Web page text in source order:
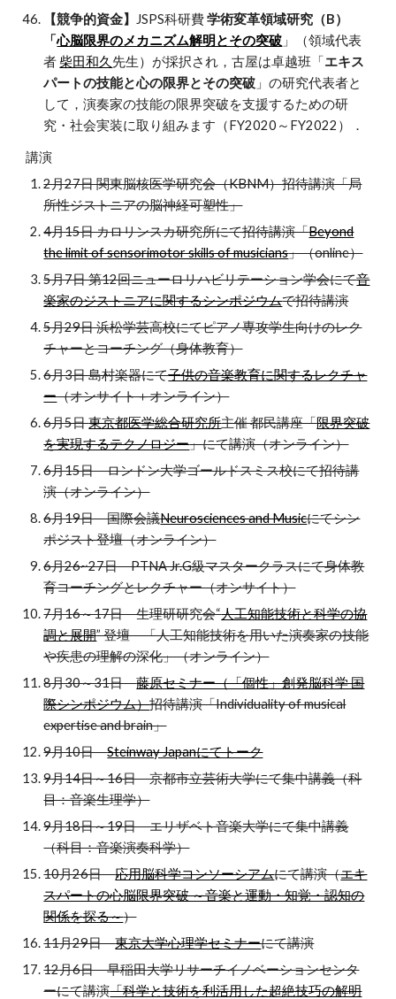
【競争的資金】 JSPS科研費学術変革領域研究（B）
「心脳限界のメカニズム解明とその突破 」（領域代表
者柴田和久 先生）が採択され，古屋は卓越班「エキス
パートの技能と心の限界とその突破 」の研究代表者と
して，演奏家の技能の限界突破を支援するための研
究・社会実装に取り組みます（FY2020～FY2022）．
講演
2月27日 関東脳核医学研究会（KBNM）招待講演「局
所性ジストニアの脳神経可塑性」
4月15日 カロリンスカ研究所にて招待講演「Beyond
the limit of sensorimotor skills of musicians」（online）
5月7日 第12回ニューロリハビリテーション学会にて音
楽家のジストニアに関するシンポジウムで招待講演
5月29日 浜松学芸高校にてピアノ専攻学生向けのレク
チャーとコーチング（身体教育）
6月3日 島村楽器にて子供の音楽教育に関するレクチャ
ー（オンサイト＋オンライン）
6月5日東京都医学総合研究所主催 都民講座「限界突破
を実現するテクノロジー」にて講演（オンライン）
6月15日 ロンドン大学ゴールドスミス校にて招待講
演（オンライン）
6月19日 国際会議Neurosciences and Musicにてシン
ポジスト登壇（オンライン）
6月26~27日 PTNA Jr.G級マスタークラスにて身体教
育コーチングとレクチャー（オンサイト）
7月16～17日 生理研研究会“人工知能技術と科学の協
調と展開” 登壇 「人工知能技術を用いた演奏家の技能
や疾患の理解の深化」（オンライン）
8月30～31日藤原セミナー（「個性」創発脳科学 国
際シンポジウム）招待講演「Individuality of musical
expertise and brain」
9月10日Steinway Japanにてトーク
9月14日～16日 京都市立芸術大学にて集中講義（科
目：音楽生理学）
9月18日～19日 エリザベト音楽大学にて集中講義
（科目：音楽演奏科学）
10月26日応用脳科学コンソーシアムにて講演（エキ
スパートの心脳限界突破 ～音楽と運動・知覚・認知の
関係を探る～）
11月29日東京大学心理学セミナーにて講演
12月6日 早稲田大学リサーチイノベーションセンタ
ーにて講演「科学と技術を利活用した超絶技巧の解明